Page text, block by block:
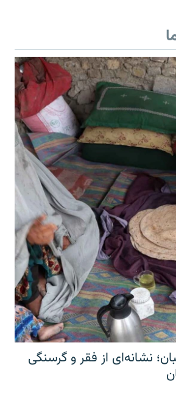
نشانه‌ای از فقر و گرسنگی